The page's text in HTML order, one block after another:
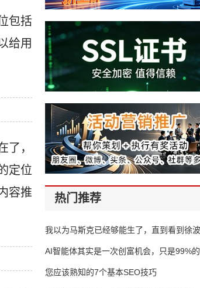
包括
给用
了，
定位
容推
热门推荐
我以为马斯克已经够能生了，直到看到
AI智能体其实是一次创富机会，只是99%
错过了
您应该熟知的7个基本SEO技巧